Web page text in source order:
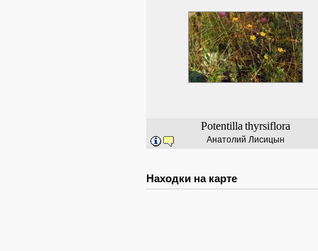
Potentilla thyrsiflora
Анатолий Лисицын
Находки на карте